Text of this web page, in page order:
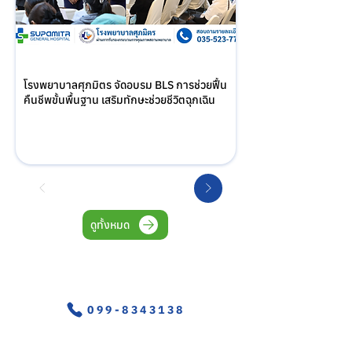
โรงพยาบาลศุภมิตร จัดอบรม BLS การช่วยฟื้น
คืนชีพขั้นพื้นฐาน เสริมทักษะช่วยชีวิตฉุกเฉิน
ดูทั้งหมด
099-8343138